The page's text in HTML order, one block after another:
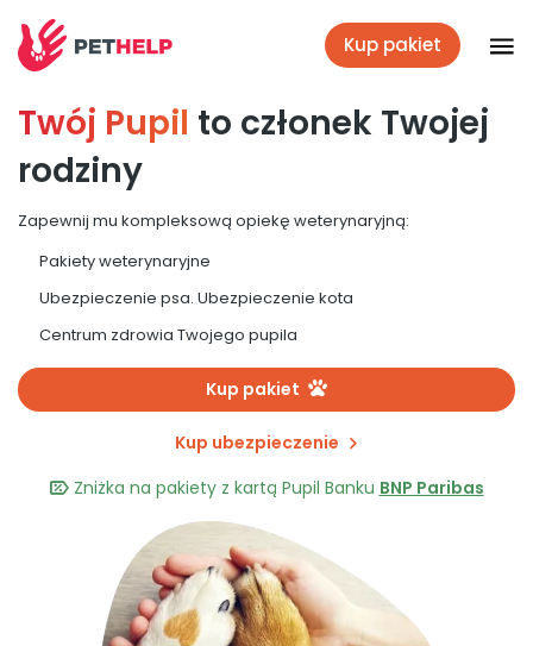
+48 790 277 277
Ubezpieczenie psa i kota
Placówki
Zaloguj się
Kup pakiet
Twój Pupil to członek Twojej
rodziny
Zapewnij mu kompleksową opiekę weterynaryjną:
Pakiety weterynaryjne
Ubezpieczenie psa. Ubezpieczenie kota
Centrum zdrowia Twojego pupila
Kup pakiet
Kup ubezpieczenie
Zniżka na pakiety z kartą Pupil Banku BNP Paribas